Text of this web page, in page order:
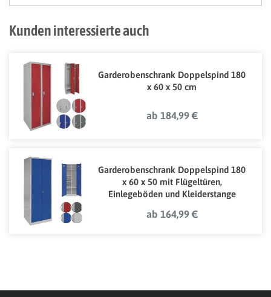
Kunden interessierte auch
Garderobenschrank Doppelspind 180
x 60 x 50 cm
ab 184,99 €
Garderobenschrank Doppelspind 180
x 60 x 50 mit Flügeltüren,
Einlegeböden und Kleiderstange
ab 164,99 €